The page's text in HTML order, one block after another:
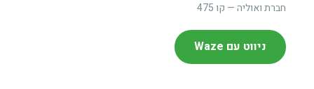
חברת ואוליה — קו 475
ניווט עם Waze